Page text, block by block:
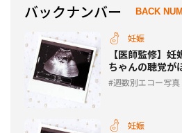
バックナンバー BACK
妊娠
【医師監修】
ちゃんの聴覚が
週数別エコー写真
妊娠